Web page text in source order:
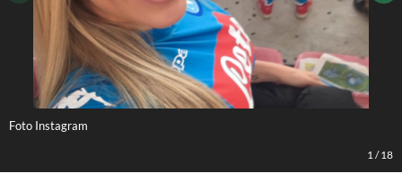
Foto Instagram
1 /18